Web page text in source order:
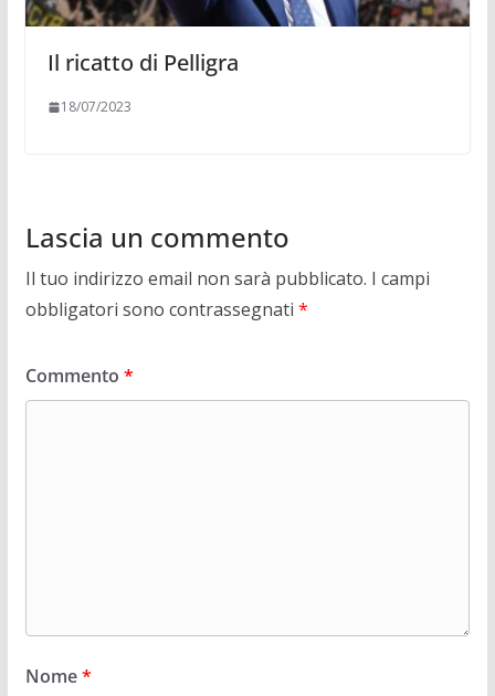
Il ricatto di Pelligra
18/07/2023
Lascia un commento
Il tuo indirizzo email non sarà pubblicato. I campi
obbligatori sono contrassegnati *
Commento *
Nome*